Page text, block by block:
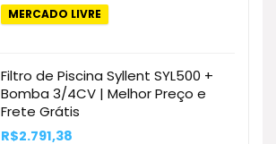
original
era:
MERCADO LIVRE
Filtro de Piscina Syllent SYL500 +
Bomba 3/4CV | Melhor Preço e
Frete Grátis
R$2.791,38